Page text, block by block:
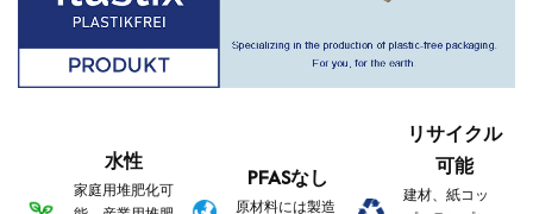
水性
家庭用堆肥化可
PFASなし
原材料には製造
リサイクル
可能
建材、紙コッ